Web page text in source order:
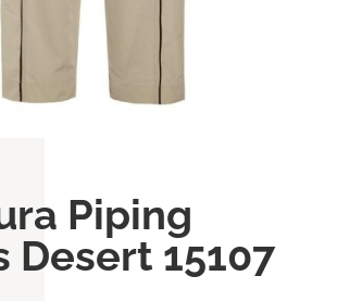
Piping
Desert 15107